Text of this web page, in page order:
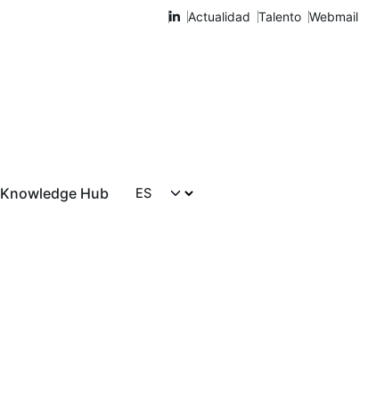
Actualidad Talento Webmail
Knowledge Hub